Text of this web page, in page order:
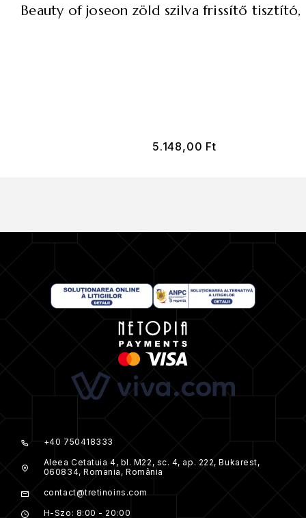
beauty of joseon zöld szilva frissítő
5.148,00 Ft
+40 750418333
Aleea Cetatuia 4, bl. M22, sc. 4, ap. 222, Bukarest,
060834, Romania, România
contact@tretinoins.com
H-Szo: 8:00 - 20:00